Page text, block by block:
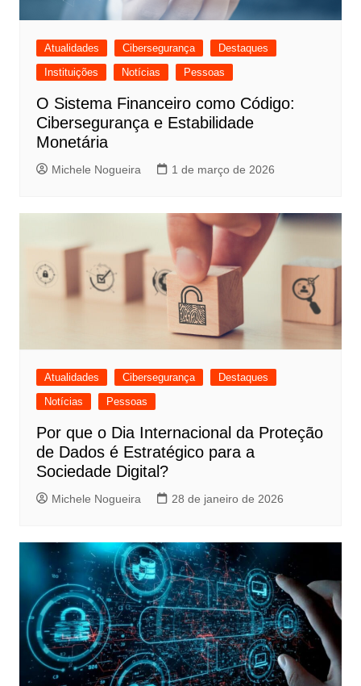
Atualidades Cibersegurança
Destaques
Instituições
Notícias Pessoas
O Sistema Financeiro como Código:
Cibersegurança e Estabilidade
Monetária
Michele Nogueira 1 de março de 2026
Atualidades Cibersegurança
Destaques
Notícias
Pessoas
Por que o Dia Internacional da Proteção
de Dados é Estratégico para a
Sociedade Digital?
Michele Nogueira 28 de janeiro de 2026